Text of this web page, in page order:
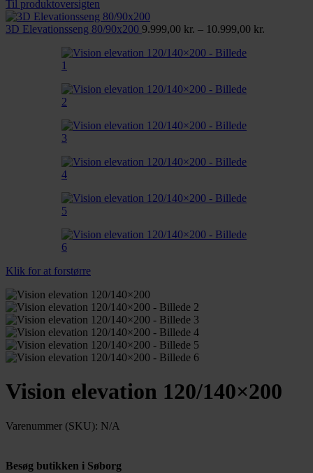
11.299,00 kr.
Til produktoversigten
3D Elevationsseng 80/90x200 9.999,00 kr. – 10.999,00 kr.
Klik for at forstørre
Vision elevation 120/140×200
Varenummer (SKU): N/A
Besøg butikken i Søborg